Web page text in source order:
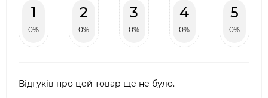
1
0%
2
0%
3
0%
4
0%
5
0%
Відгуків про цей товар ще не було.